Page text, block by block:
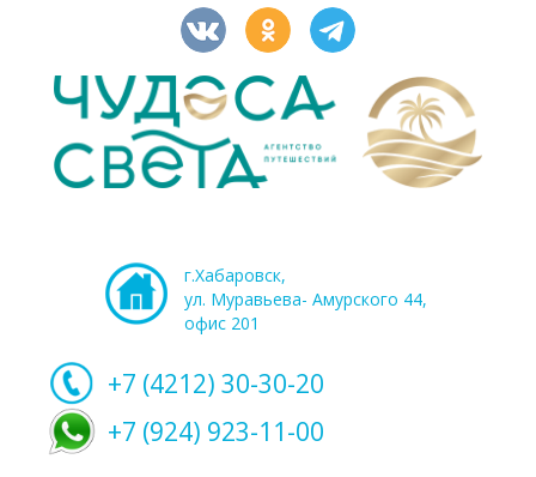
г.Хабаровск,
ул. Муравьева- Амурского 44,
офис 201
+7 (4212) 30-30-20
+7 (924) 923-11-00